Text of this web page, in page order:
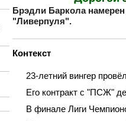
Брэдли Баркола
"Ливерпуля".
Контекст
23‑летний вингер
Его контракт с "ПСЖ"
В финале Лиги